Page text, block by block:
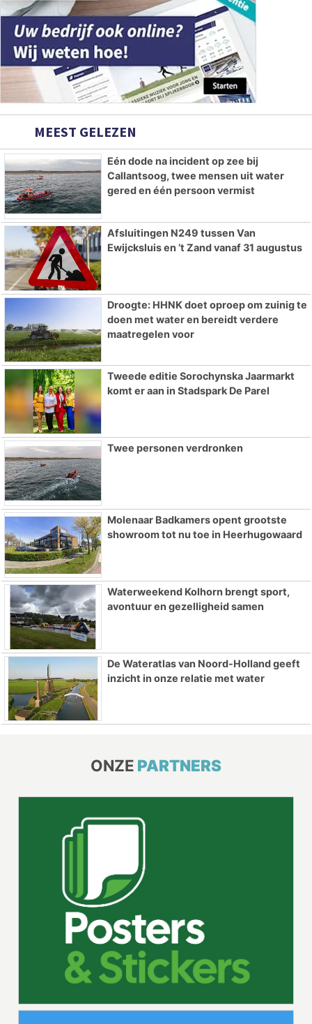
MEEST GELEZEN
Eén dode na incident op zee bij
Callantsoog, twee mensen uit water
gered en één persoon vermist
Afsluitingen N249 tussen Van
Ewijcksluis en ’t Zand vanaf 31 augustus
Droogte: HHNK doet oproep om zuinig te
doen met water en bereidt verdere
maatregelen voor
Tweede editie Sorochynska Jaarmarkt
komt er aan in Stadspark De Parel
Twee personen verdronken
Molenaar Badkamers opent grootste
showroom tot nu toe in Heerhugowaard
Waterweekend Kolhorn brengt sport,
avontuur en gezelligheid samen
De Wateratlas van Noord-Holland geeft
inzicht in onze relatie met water
ONZE PARTNERS